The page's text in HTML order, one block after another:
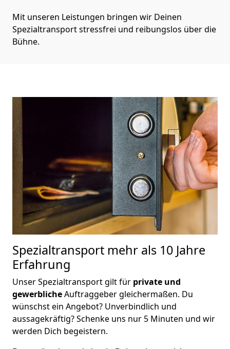
Mit unseren Leistungen bringen wir Deinen
Spezialtransport stressfrei und reibungslos über die
Bühne.
Spezialtransport mehr als 10 Jahre
Erfahrung
Unser Spezialtransport gilt für private und
gewerblicheAuftraggeber gleichermaßen. Du
wünschst ein Angebot? Unverbindlich und
aussagekräftig? Schenke uns nur 5 Minuten und wir
werden Dich begeistern.